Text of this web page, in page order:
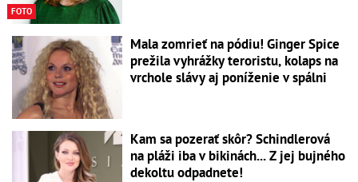
FOTO
Mala zomrieť na pódiu! Ginger Spice
prežila vyhrážky teroristu, kolaps na
vrchole slávy aj poníženie v spálni
Kam sa pozerať skôr? Schindlerová
na pláži iba v bikinách... Z jej bujného
dekoltu odpadnete!